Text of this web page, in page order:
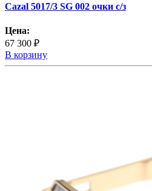
Cazal 5017/3 SG 002 очки с/з
Цена:
67 300 ₽
В корзину